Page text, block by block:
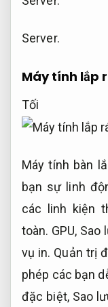
Server.
Máy tính lắp
Tối
Máy tính bàn
bạn sự linh
các linh kiện
toàn. GPU, Sao
vụ in. Quản trị
phép các bạn
đặc biệt, Sao